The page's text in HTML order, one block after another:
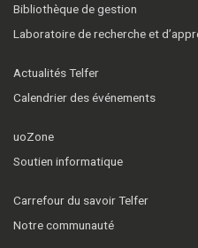
Bibliothèque de gestion
Laboratoire de recherche et
Actualités Telfer
Calendrier des événements
uoZone
Soutien informatique
Carrefour du savoir Telfer
Notre communauté